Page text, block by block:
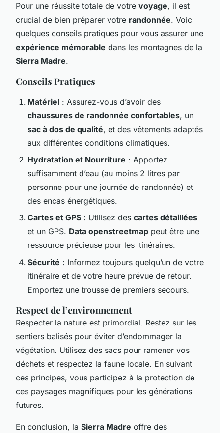
Pour une réussite totale de votre voyage, il est
crucial de bien préparer votre randonnée. Voici
quelques conseils pratiques pour vous assurer une
expérience mémorable dans les montagnes de la
Sierra Madre.
Conseils Pratiques
Matériel : Assurez-vous d’avoir des
chaussures de randonnée confortables, un
sac à dos de qualité, et des vêtements adaptés
aux différentes conditions climatiques.
Hydratation et Nourriture : Apportez
suffisamment d’eau (au moins 2 litres par
personne pour une journée de randonnée) et
des encas énergétiques.
Cartes et GPS : Utilisez des cartes détaillées
et un GPS. Data openstreetmap peut être une
ressource précieuse pour les itinéraires.
Sécurité : Informez toujours quelqu’un de votre
itinéraire et de votre heure prévue de retour.
Emportez une trousse de premiers secours.
Respect de l’environnement
Respecter la nature est primordial. Restez sur les
sentiers balisés pour éviter d’endommager la
végétation. Utilisez des sacs pour ramener vos
déchets et respectez la faune locale. En suivant
ces principes, vous participez à la protection de
ces paysages magnifiques pour les générations
futures.
En conclusion, la Sierra Madre offre des